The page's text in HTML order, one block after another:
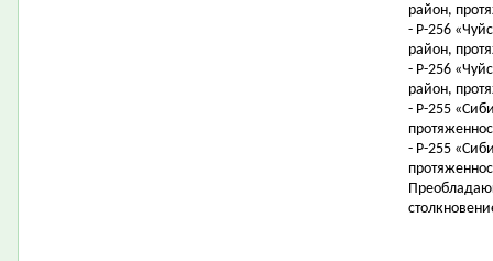
район,
- Р-256
район,
- Р-256
район,
- Р-255
- Р-255